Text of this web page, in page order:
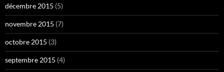
décembre 2015 (5)
novembre 2015 (7)
octobre 2015 (3)
septembre 2015 (4)